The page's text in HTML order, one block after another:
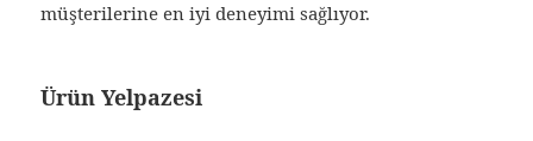
müşterilerine en iyi deneyimi sağlıyor.
Ürün Yelpazesi